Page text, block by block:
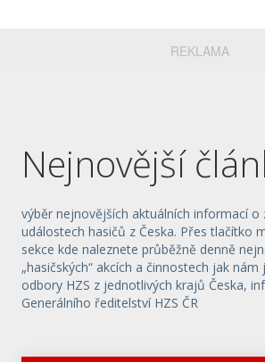
REKLAMA
Nejnovější
výběr nejnovějších aktuálních informací o
událostech hasičů z Česka. Přes tlačítko
sekce kde naleznete průběžně denně
„hasičských“ akcích a činnostech jak
odbory HZS z jednotlivých krajů Česka,
Generálního ředitelství HZS ČR